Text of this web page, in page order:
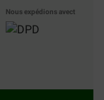
Nous expédions avect